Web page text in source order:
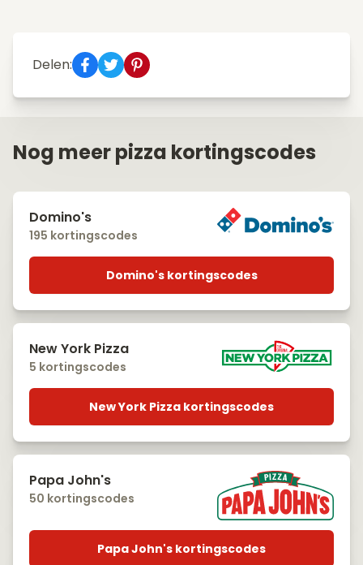
Delen:
Nog meer pizza kortingscodes
Domino's
195 kortingscodes
Domino's kortingscodes
New York Pizza
5 kortingscodes
New York Pizza kortingscodes
Papa John's
50 kortingscodes
Papa John's kortingscodes